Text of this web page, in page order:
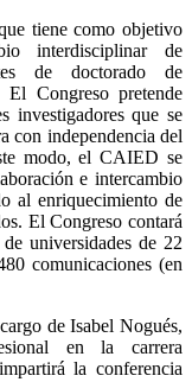
tiene como objetivo
interdisciplinar de
de doctorado de
El Congreso pretende
investigadores que se
con independencia del
modo, el CAIED se
e intercambio
al enriquecimiento de
El Congreso contará
universidades de 22
comunicaciones (en
de Isabel Nogués,
en la carrera
la conferencia